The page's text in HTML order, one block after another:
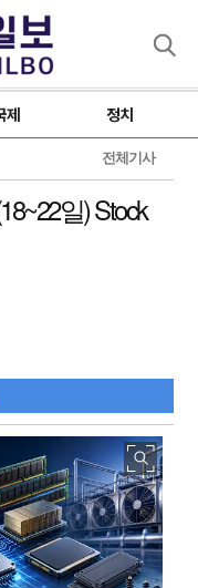
제 정치
전체기사
일) Stock